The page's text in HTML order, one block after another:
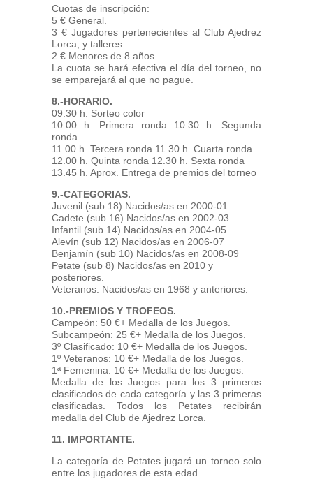
Cuotas de inscripción:
5 € General.
3 € Jugadores pertenecientes al Club Ajedrez
Lorca, y talleres.
2 € Menores de 8 años.
La cuota se hará efectiva el día del torneo, no
se emparejará al que no pague.
8.-HORARIO.
09.30 h. Sorteo color
10.00 h. Primera ronda 10.30 h. Segunda
ronda
11.00 h. Tercera ronda 11.30 h. Cuarta ronda
12.00 h. Quinta ronda 12.30 h. Sexta ronda
13.45 h. Aprox. Entrega de premios del torneo
9.-CATEGORIAS.
Juvenil (sub 18) Nacidos/as en 2000-01
Cadete (sub 16) Nacidos/as en 2002-03
Infantil (sub 14) Nacidos/as en 2004-05
Alevín (sub 12) Nacidos/as en 2006-07
Benjamín (sub 10) Nacidos/as en 2008-09
Petate (sub 8) Nacidos/as en 2010 y
posteriores.
Veteranos: Nacidos/as en 1968 y anteriores.
10.-PREMIOS Y TROFEOS.
Campeón: 50 €+ Medalla de los Juegos.
Subcampeón: 25 €+ Medalla de los Juegos.
3º Clasificado: 10 €+ Medalla de los Juegos.
1º Veteranos: 10 €+ Medalla de los Juegos.
1ª Femenina: 10 €+ Medalla de los Juegos.
Medalla de los Juegos para los 3 primeros
clasificados de cada categoría y las 3 primeras
clasificadas. Todos los Petates recibirán
medalla del Club de Ajedrez Lorca.
11. IMPORTANTE.
La categoría de Petates jugará un torneo solo
entre los jugadores de esta edad.